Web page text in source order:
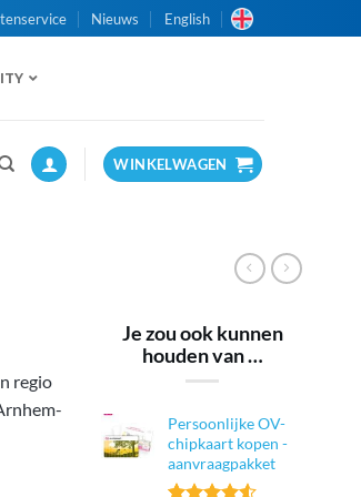
Nieuws English
WINKELWAGEN
regio
Je zou ook kunnen
houden van …
Persoonlijke OV-
chipkaart kopen -
aanvraagpakket